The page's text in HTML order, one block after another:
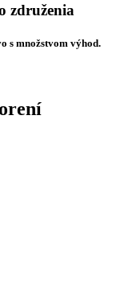
združenia
s množstvom výhod.